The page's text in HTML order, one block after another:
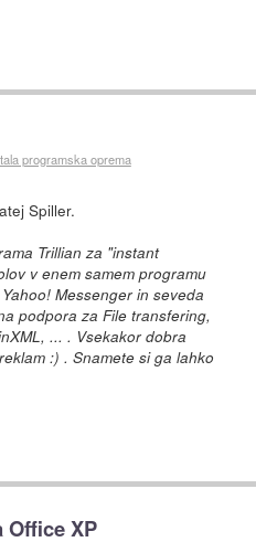
programska oprema
Spiller.
Trillian za "instant
v enem samem programu
Messenger in seveda
podpora za File transfering,
... . Vsekakor dobra
:) . Snamete si ga lahko
Office XP